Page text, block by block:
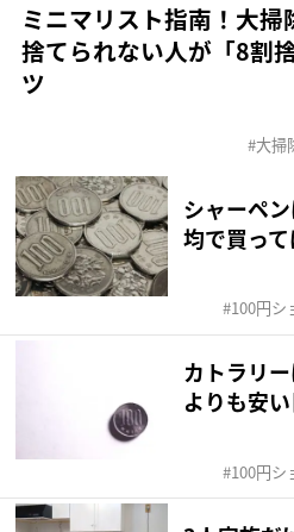
ミニマリスト指南！大掃
捨てられない人が「8割
ツ
大掃
シャーペ
均で買っ
100円シ
カトラリ
よりも安
100円シ